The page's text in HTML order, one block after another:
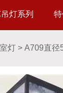
灯系列
灯 > A709直径